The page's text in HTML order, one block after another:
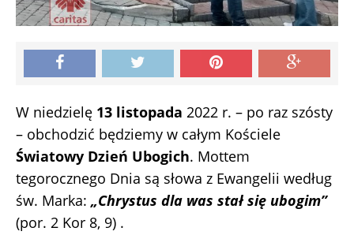
W niedzielę 13 listopada 2022 r. – po raz szósty
– obchodzić będziemy w całym Kościele
Światowy Dzień Ubogich. Mottem
tegorocznego Dnia są słowa z Ewangelii według
św. Marka: „Chrystus dla was stał się ubogim”
(por. 2 Kor 8, 9) .